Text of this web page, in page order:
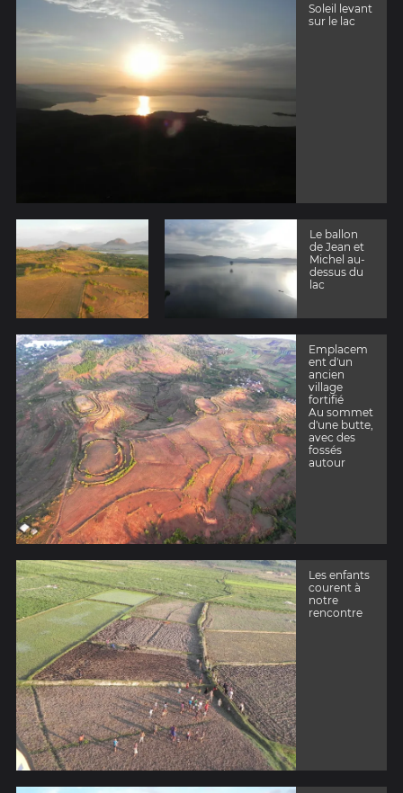
Soleil levant
sur le lac
Le ballon
de Jean et
Michel au-
dessus du
lac
Emplacem
ent d'un
ancien
village
fortifié
Au sommet
d'une butte,
avec des
fossés
autour
Les enfants
courent à
notre
rencontre